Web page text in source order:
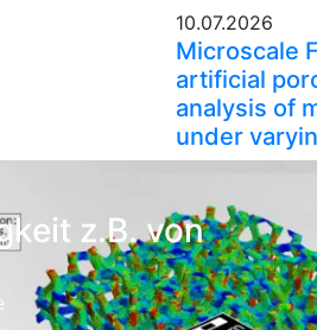
10.07.2026
Microscale
artificial
analysis of
under
z.B. von